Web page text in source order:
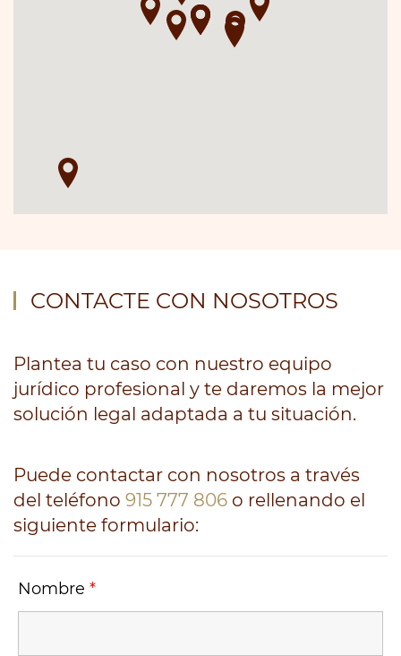
CONTACTE CON NOSOTROS
Plantea tu caso con nuestro equipo
jurídico profesional y te daremos la mejor
solución legal adaptada a tu situación.
Puede contactar con nosotros a través
del teléfono 915 777 806 o rellenando el
siguiente formulario:
Nombre *